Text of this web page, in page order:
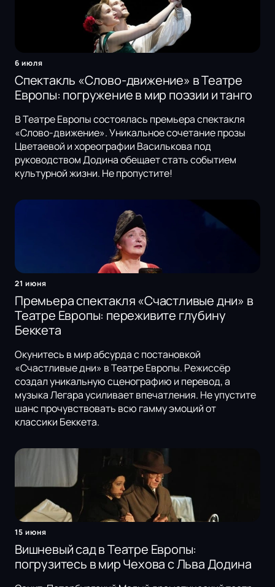
6 июля
Спектакль «Слово-движение» в Театре
Европы: погружение в мир поэзии и танго
В Театре Европы состоялась премьера спектакля
«Слово-движение». Уникальное сочетание прозы
Цветаевой и хореографии Василькова под
руководством Додина обещает стать событием
культурной жизни. Не пропустите!
21 июня
Премьера спектакля «Счастливые дни» в
Театре Европы: переживите глубину
Беккета
Окунитесь в мир абсурда с постановкой
«Счастливые дни» в Театре Европы. Режиссёр
создал уникальную сценографию и перевод, а
музыка Легара усиливает впечатления. Не упустите
шанс прочувствовать всю гамму эмоций от
классики Беккета.
15 июня
Вишневый сад в Театре Европы:
погрузитесь в мир Чехова с Льва Додина